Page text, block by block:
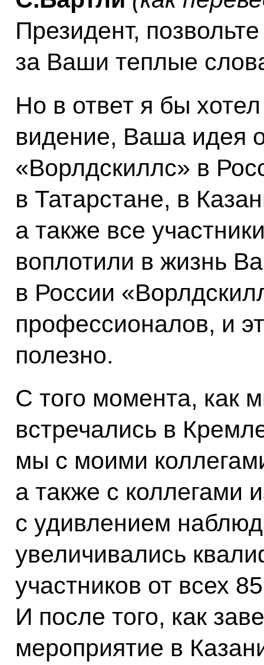
Президент,
за Ваши теплые
Но в ответ я бы
видение, Ваша идея
«Ворлдскиллс» в
в Татарстане, в
а также все
воплотили в жизнь
в России
профессионалов, и
полезно.
С того момента, как
встречались в
мы с моими
а также с коллегами
с удивлением
увеличивались
участников от всех
И после того, как
мероприятие в